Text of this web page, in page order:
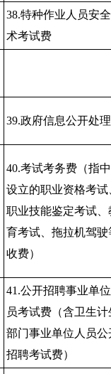
38.特种作业人员安
术考试费
39.政府信息公开处
40.考试考务费（指
设立的职业资格考试
职业技能鉴定考试、
育考试、拖拉机驾驶
收费）
41.公开招聘事业单
员考试费（含卫生计
部门事业单位人员公
招聘考试费）